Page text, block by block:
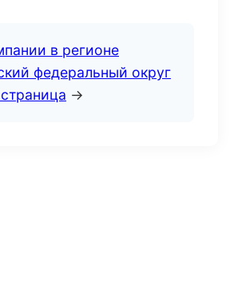
в регионе
федеральный округ
→